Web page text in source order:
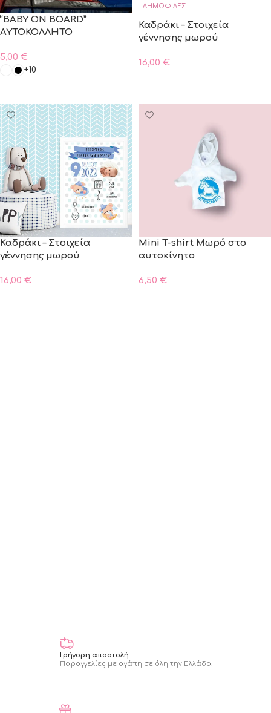
“BABY ON BOARD”
ΑΥΤΟΚΟΛΛΗΤΟ
5,00 €
+10
ΔΗΜΟΦΙΛΈΣ
Καδράκι – Στοιχεία
γέννησης μωρού
16,00 €
Καδράκι – Στοιχεία
γέννησης μωρού
16,00 €
Mini T-shirt Μωρό στο
αυτοκίνητο
6,50 €
Γρήγορη αποστολή
Παραγγελίες με αγάπη σε όλη την Ελλάδα